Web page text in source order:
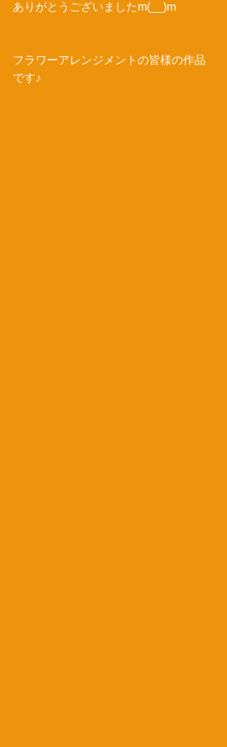
ありがとうございましたm(__)m
フラワーアレンジメントの皆様の作品
です♪